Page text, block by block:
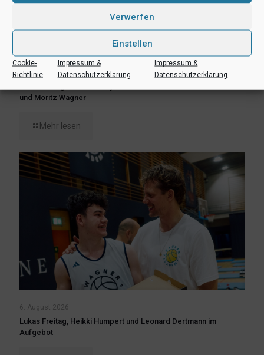
Verwerfen
Einstellen
Cookie-
Richtlinie
Impressum &
Datenschutzerklärung
Impressum &
Datenschutzerklärung
8. August 2026
und Moritz Wagner
Mehr lesen
6. August 2026
Lukas Freitag, Heikki Humpert und Leonard Dertmann im
Aufgebot